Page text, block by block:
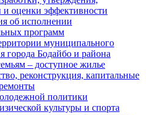
и оценки эффективности
об исполнении
программ
муниципального
города Бодайбо и района
– доступное жилье
реконструкция, капитальные
политики
культуры и спорта